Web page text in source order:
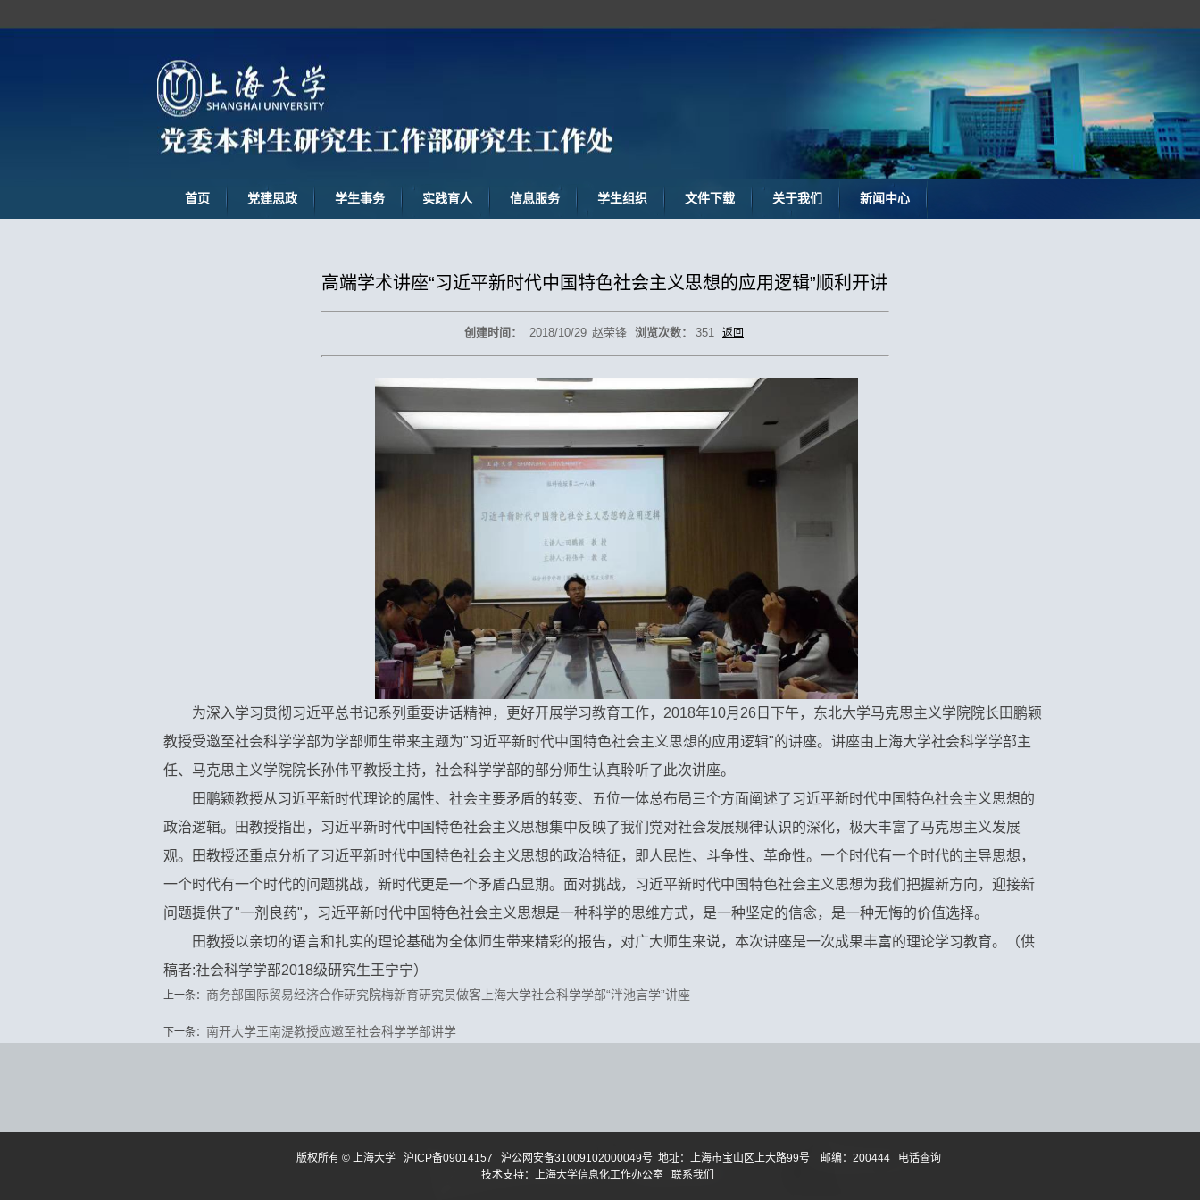
首页 党建思政 学生事务 实践育人 信息服务 学生组织 文件下载 关于我们 新闻中心
高端学术讲座“习近平新时代中国特色社会主义思想的应用逻辑”顺利开讲
创建时间： 2018/10/29 赵荣锋 浏览次数： 351 返回
为深入学习贯彻习近平总书记系列重要讲话精神，更好开展学习教育工作，2018年10月26日下午，东北大学马克思主义学院院长田鹏颖
教授受邀至社会科学学部为学部师生带来主题为"习近平新时代中国特色社会主义思想的应用逻辑"的讲座。讲座由上海大学社会科学学部主
任、马克思主义学院院长孙伟平教授主持，社会科学学部的部分师生认真聆听了此次讲座。
田鹏颖教授从习近平新时代理论的属性、社会主要矛盾的转变、五位一体总布局三个方面阐述了习近平新时代中国特色社会主义思想的
政治逻辑。田教授指出，习近平新时代中国特色社会主义思想集中反映了我们党对社会发展规律认识的深化，极大丰富了马克思主义发展
观。田教授还重点分析了习近平新时代中国特色社会主义思想的政治特征，即人民性、斗争性、革命性。一个时代有一个时代的主导思想，
一个时代有一个时代的问题挑战，新时代更是一个矛盾凸显期。面对挑战，习近平新时代中国特色社会主义思想为我们把握新方向，迎接新
问题提供了"一剂良药"，习近平新时代中国特色社会主义思想是一种科学的思维方式，是一种坚定的信念，是一种无悔的价值选择。
田教授以亲切的语言和扎实的理论基础为全体师生带来精彩的报告，对广大师生来说，本次讲座是一次成果丰富的理论学习教育。（供
稿者:社会科学学部2018级研究生王宁宁）
上一条： 商务部国际贸易经济合作研究院梅新育研究员做客上海大学社会科学学部“泮池言学”讲座
下一条： 南开大学王南湜教授应邀至社会科学学部讲学
版权所有 © 上海大学 沪ICP备09014157 沪公网安备31009102000049号 地址：上海市宝山区上大路99号 邮编：200444 电话查询
技术支持： 上海大学信息化工作办公室 联系我们